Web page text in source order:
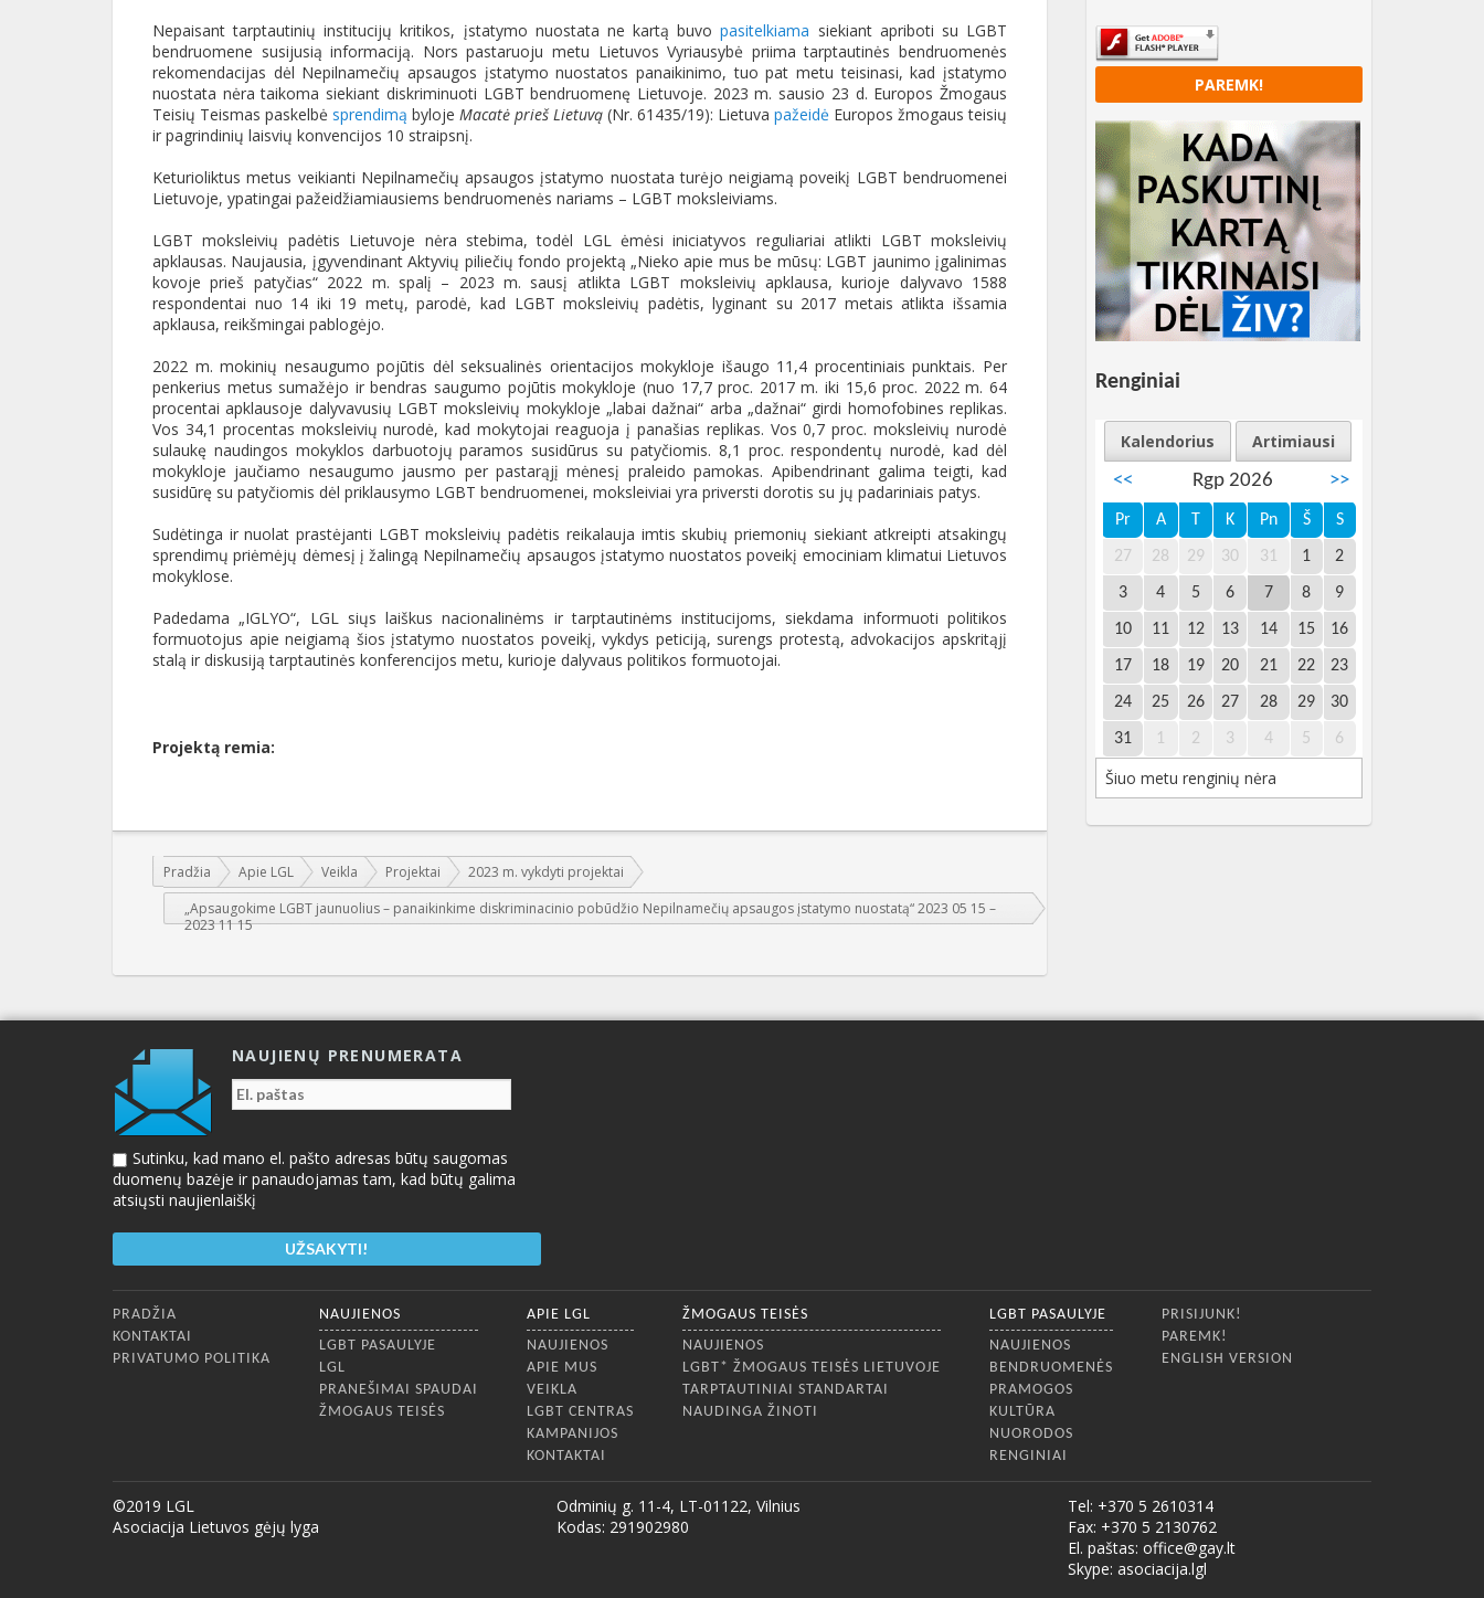
Nepaisant tarptautinių institucijų kritikos, įstatymo nuostata ne kartą buvopasitelkiama siekiant apriboti su LGBT
bendruomene susijusią informaciją. Nors pastaruoju metu Lietuvos Vyriausybė priima tarptautinės bendruomenės
rekomendacijas dėl Nepilnamečių apsaugos įstatymo nuostatos panaikinimo, tuo pat metu teisinasi, kad įstatymo
nuostata nėra taikoma siekiant diskriminuoti LGBT bendruomenę Lietuvoje. 2023 m. sausio 23 d. Europos Žmogaus
Teisių Teismas paskelbė sprendimą byloje Macatė prieš Lietuvą (Nr. 61435/19): Lietuva pažeidė Europos žmogaus teisių
ir pagrindinių laisvių konvencijos 10 straipsnį.
Keturioliktus metus veikianti Nepilnamečių apsaugos įstatymo nuostata turėjo neigiamą poveikį LGBT bendruomenei
Lietuvoje, ypatingai pažeidžiamiausiems bendruomenės nariams – LGBT moksleiviams.
LGBT moksleivių padėtis Lietuvoje nėra stebima, todėl LGL ėmėsi iniciatyvos reguliariai atlikti LGBT moksleivių
apklausas. Naujausia, įgyvendinant Aktyvių piliečių fondo projektą „Nieko apie mus be mūsų: LGBT jaunimo įgalinimas
kovoje prieš patyčias“ 2022 m. spalį – 2023 m. sausį atlikta LGBT moksleivių apklausa, kurioje dalyvavo 1588
respondentai nuo 14 iki 19 metų, parodė, kad LGBT moksleivių padėtis, lyginant su 2017 metais atlikta išsamia
apklausa, reikšmingai pablogėjo.
2022 m. mokinių nesaugumo pojūtis dėl seksualinės orientacijos mokykloje išaugo 11,4 procentiniais punktais. Per
penkerius metus sumažėjo ir bendras saugumo pojūtis mokykloje (nuo 17,7 proc. 2017 m. iki 15,6 proc. 2022 m. 64
procentai apklausoje dalyvavusių LGBT moksleivių mokykloje „labai dažnai“ arba „dažnai“ girdi homofobines replikas.
Vos 34,1 procentas moksleivių nurodė, kad mokytojai reaguoja į panašias replikas. Vos 0,7 proc. moksleivių nurodė
sulaukę naudingos mokyklos darbuotojų paramos susidūrus su patyčiomis. 8,1 proc. respondentų nurodė, kad dėl
mokykloje jaučiamo nesaugumo jausmo per pastarąjį mėnesį praleido pamokas. Apibendrinant galima teigti, kad
susidūrę su patyčiomis dėl priklausymo LGBT bendruomenei, moksleiviai yra priversti dorotis su jų padariniais patys.
Sudėtinga ir nuolat prastėjanti LGBT moksleivių padėtis reikalauja imtis skubių priemonių siekiant atkreipti atsakingų
sprendimų priėmėjų dėmesį į žalingą Nepilnamečių apsaugos įstatymo nuostatos poveikį emociniam klimatui Lietuvos
mokyklose.
Padedama „IGLYO“, LGL siųs laiškus nacionalinėms ir tarptautinėms institucijoms, siekdama informuoti politikos
formuotojus apie neigiamą šios įstatymo nuostatos poveikį, vykdys peticiją, surengs protestą, advokacijos apskritąjį
stalą ir diskusiją tarptautinės konferencijos metu, kurioje dalyvaus politikos formuotojai.
Projektą remia:
Jūs esate čia:
Pradžia Apie LGL Veikla Projektai
2023 m. vykdyti projektai
„Apsaugokime LGBT jaunuolius – panaikinkime diskriminacinio pobūdžio Nepilnamečių apsaugos įstatymo nuostatą“ 2023 05 15 –
2023 11 15
PAREMK!
Renginiai
Kalendorius
Artimiausi
<<
Rgp 2026 >>
Pr A T K Pn Š S
27 28 29 30 31 1 2
3 4 5 6 7 8 9
10 11 12 13 14 15 16
17 18 19 20 21 22 23
24 25 26 27 28 29 30
31 1 2 3 4 5 6
Šiuo metu renginių nėra
NAUJIENŲ PRENUMERATA
Sutinku, kad mano el. pašto adresas būtų saugomas
duomenų bazėje ir panaudojamas tam, kad būtų galima
atsiųsti naujienlaiškį
Apatinis meniu
PRADŽIA
KONTAKTAI
PRIVATUMO POLITIKA
NAUJIENOS
LGBT PASAULYJE
LGL
PRANEŠIMAI SPAUDAI
ŽMOGAUS TEISĖS
APIE LGL
NAUJIENOS
APIE MUS
VEIKLA
LGBT CENTRAS
KAMPANIJOS
KONTAKTAI
ŽMOGAUS TEISĖS
NAUJIENOS
LGBT* ŽMOGAUS TEISĖS LIETUVOJE
TARPTAUTINIAI STANDARTAI
NAUDINGA ŽINOTI
LGBT PASAULYJE
NAUJIENOS
BENDRUOMENĖS
PRAMOGOS
KULTŪRA
NUORODOS
RENGINIAI
PRISIJUNK!
PAREMK!
ENGLISH VERSION
©2019 LGL
Asociacija Lietuvos gėjų lyga
Odminių g. 11-4, LT-01122, Vilnius
Kodas: 291902980
Tel: +370 5 2610314
Fax: +370 5 2130762
El. paštas: office@gay.lt
Skype: asociacija.lgl